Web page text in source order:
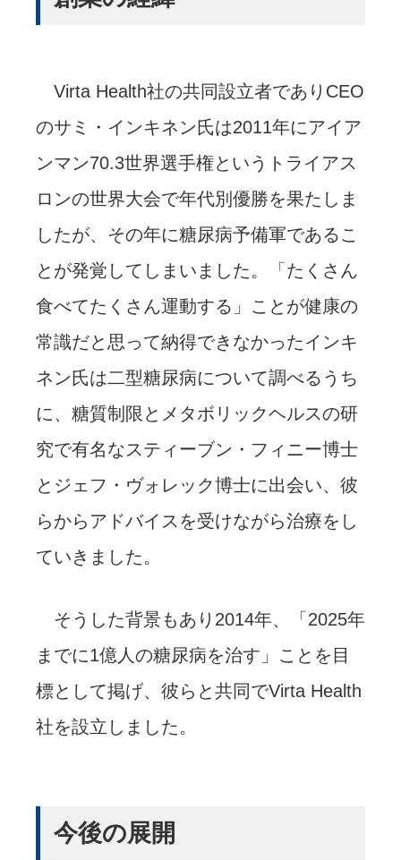
Virta Health社の共同設立者でありCEO
のサミ・インキネン氏は2011年にアイア
ンマン70.3世界選手権というトライアス
ロンの世界大会で年代別優勝を果たしま
したが、その年に糖尿病予備軍であるこ
とが発覚してしまいました。「たくさん
食べてたくさん運動する」ことが健康の
常識だと思って納得できなかったインキ
ネン氏は二型糖尿病について調べるうち
に、糖質制限とメタボリックヘルスの研
究で有名なスティーブン・フィニー博士
とジェフ・ヴォレック博士に出会い、彼
らからアドバイスを受けながら治療をし
ていきました。
そうした背景もあり2014年、「2025年
までに1億人の糖尿病を治す」ことを目
標として掲げ、彼らと共同でVirta Health
社を設立しました。
今後の展開